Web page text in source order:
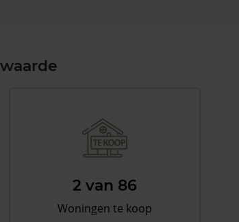
2 van 86
Woningen te koop